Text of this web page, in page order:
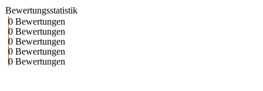
Bewertungsstatistik
0 Bewertungen
0 Bewertungen
0 Bewertungen
0 Bewertungen
0 Bewertungen